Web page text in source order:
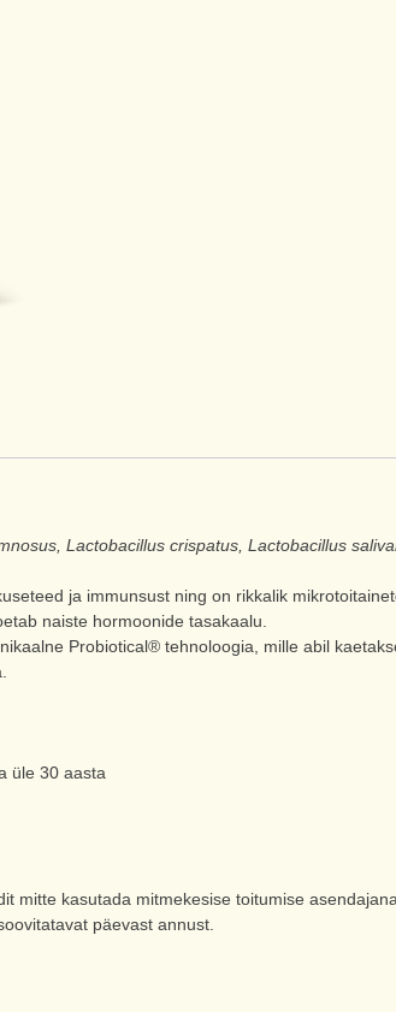
Lactobacillus crispatus, Lactobacillus
ja immunsust ning on rikkalik
naiste hormoonide tasakaalu.
Probiotical® tehnoloogia, mille abil
üle 30 aasta
mitte kasutada mitmekesise toitumise
päevast annust.